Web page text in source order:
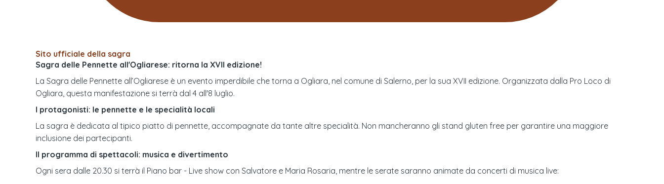
Sito ufficiale della sagra
Sagra delle Pennette all'Ogliarese: ritorna la XVII edizione!
La Sagra delle Pennette all’Ogliarese è un evento imperdibile che torna a Ogliara, nel comune di Salerno, per la sua XVII edizione. Organizzata dalla Pro Loco di
Ogliara, questa manifestazione si terrà dal 4 all'8 luglio.
I protagonisti: le pennette e le specialità locali
La sagra è dedicata al tipico piatto di pennette, accompagnate da tante altre specialità. Non mancheranno gli stand gluten free per garantire una maggiore
inclusione dei partecipanti.
Il programma di spettacoli: musica e divertimento
Ogni sera dalle 20.30 si terrà il Piano bar - Live show con Salvatore e Maria Rosaria, mentre le serate saranno animate da concerti di musica live: